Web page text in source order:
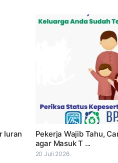
Iuran
Pekerja Wajib Tahu,
agar Masuk T ...
20 Juli 2026